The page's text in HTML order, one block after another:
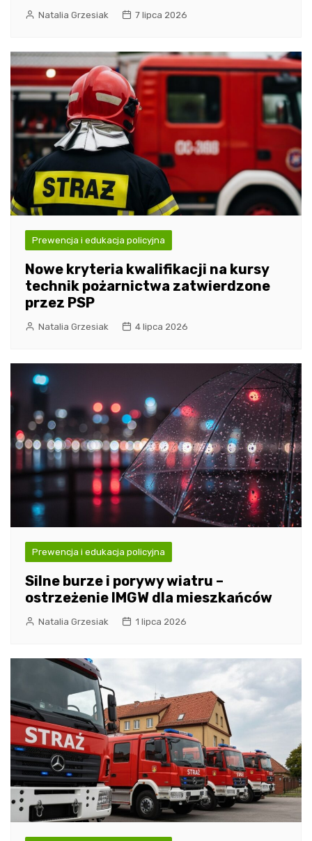
Natalia Grzesiak 7 lipca 2026
Prewencja i edukacja policyjna
Nowe kryteria kwalifikacji na kursy
technik pożarnictwa zatwierdzone
przez PSP
Natalia Grzesiak 4 lipca 2026
Prewencja i edukacja policyjna
Silne burze i porywy wiatru –
ostrzeżenie IMGW dla mieszkańców
Natalia Grzesiak 1 lipca 2026